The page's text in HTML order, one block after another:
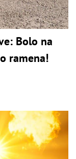
Bolo na
ramena!